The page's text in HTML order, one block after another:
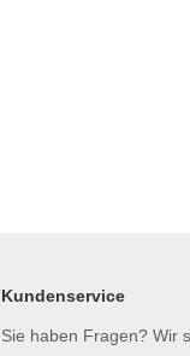
Kundenservice
Sie haben Fragen? Wir